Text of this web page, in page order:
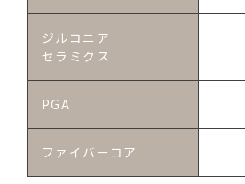
ジルコニア
セラミクス
PGA
ファイバーコア